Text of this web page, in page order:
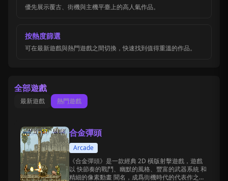
優先展示覆古、街機與主機平臺上的高人氣作品。
按熱度篩選
可在最新遊戲與熱門遊戲之間切換，快速找到值得重溫的作品。
全部遊戲
最新遊戲 熱門遊戲
合金彈頭
Arcade
《合金彈頭》是一款經典 2D 橫版射擊遊戲，遊戲
以 快節奏的戰鬥、幽默的風格、豐富的武器系統 和
精細的像素動畫 聞名，成爲街機時代的代表作之